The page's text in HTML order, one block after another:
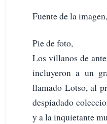
Fuente de la
Pie de foto,
Los villanos de
incluyeron a un
llamado Lotso, al
despiadado
y a la inquietante